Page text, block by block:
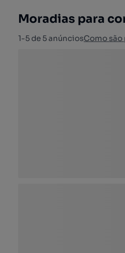
Moradias para
1-5 de 5 anúnciosComo